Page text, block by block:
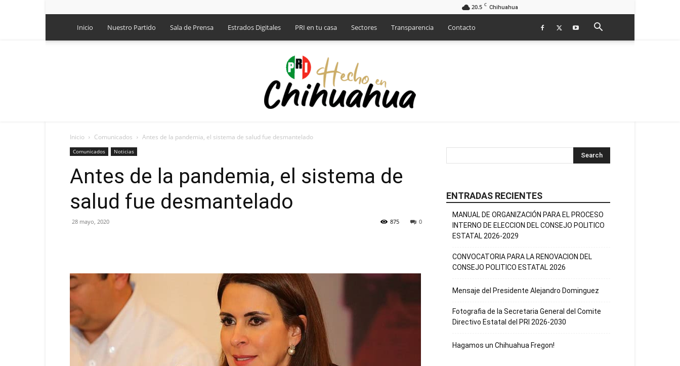
20.5 C Chihuahua
Inicio Nuestro Partido Sala de Prensa Estrados Digitales PRI en tu casa Sectores Transparencia Contacto
CDE
Inicio Comunicados Antes de la pandemia, el sistema de salud fue desmantelado
Comunicados Noticias
Antes de la pandemia, el sistema de
salud fue desmantelado
28 mayo, 2020 0
875
ENTRADAS RECIENTES
MANUAL DE ORGANIZACIÓN PARA EL PROCESO
INTERNO DE ELECCION DEL CONSEJO POLITICO
ESTATAL 2026-2029
CONVOCATORIA PARA LA RENOVACION DEL
CONSEJO POLITICO ESTATAL 2026
Mensaje del Presidente Alejandro Dominguez
Fotografia de la Secretaria General del Comite
Directivo Estatal del PRI 2026-2030
Hagamos un Chihuahua Fregon!